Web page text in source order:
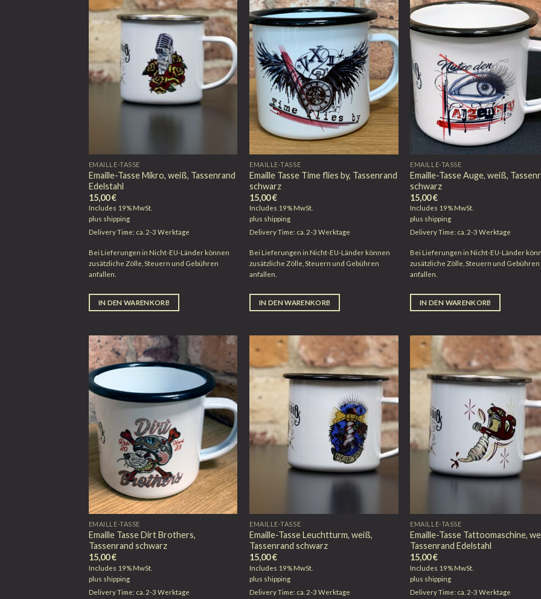
EMAILLE-TASSE
Emaille-Tasse Mikro, weiß, Tassenrand
Edelstahl
15,00€
Includes 19% MwSt.
plus shipping
Delivery Time: ca. 2-3 Werktage
Bei Lieferungen in Nicht-EU-Länder können
zusätzliche Zölle, Steuern und Gebühren
anfallen.
IN DEN WARENKORB
EMAILLE-TASSE
Emaille Tasse Time flies by, Tassenrand
schwarz
15,00€
Includes 19% MwSt.
plus shipping
Delivery Time: ca. 2-3 Werktage
Bei Lieferungen in Nicht-EU-Länder können
zusätzliche Zölle, Steuern und Gebühren
anfallen.
IN DEN WARENKORB
EMAILLE-TASSE
Emaille-Tasse Auge, weiß,
schwarz
15,00€
Includes 19% MwSt.
plus shipping
Delivery Time: ca. 2-3 Werktage
Bei Lieferungen in Nicht-EU-Länder
zusätzliche Zölle, Steuern und Gebühren
anfallen.
IN DEN WARENKORB
EMAILLE-TASSE
Emaille Tasse Dirt Brothers,
Tassenrand schwarz
15,00€
Includes 19% MwSt.
plus shipping
Delivery Time: ca. 2-3 Werktage
EMAILLE-TASSE
Emaille-Tasse Leuchtturm, weiß,
Tassenrand schwarz
15,00€
Includes 19% MwSt.
plus shipping
Delivery Time: ca. 2-3 Werktage
EMAILLE-TASSE
Emaille-Tasse Tattoomaschine,
Tassenrand Edelstahl
15,00€
Includes 19% MwSt.
plus shipping
Delivery Time: ca. 2-3 Werktage